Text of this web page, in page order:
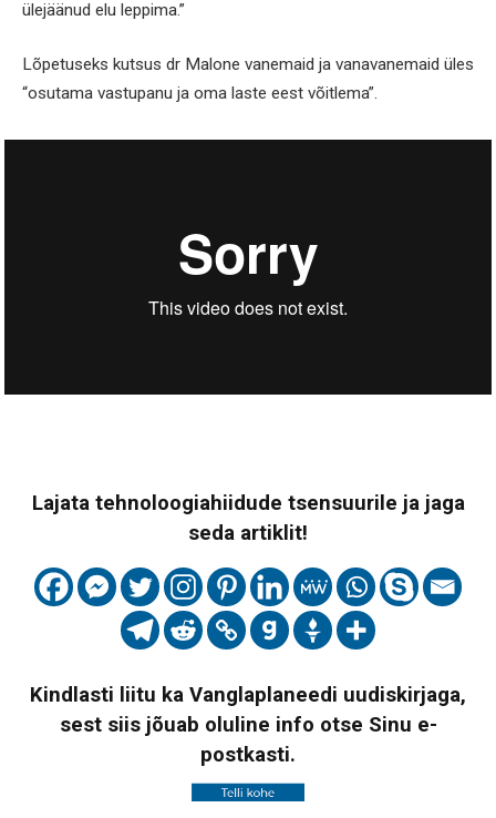
ülejäänud elu leppima.”
Lõpetuseks kutsus dr Malone vanemaid ja vanavanemaid üles
“osutama vastupanu ja oma laste eest võitlema”.
Lajata tehnoloogiahiidude tsensuurile ja jaga
seda artiklit!
Kindlasti liitu ka Vanglaplaneedi uudiskirjaga,
sest siis jõuab oluline info otse Sinu e-
postkasti.